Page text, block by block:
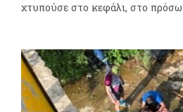
χτυπούσε στο κεφάλι, στο